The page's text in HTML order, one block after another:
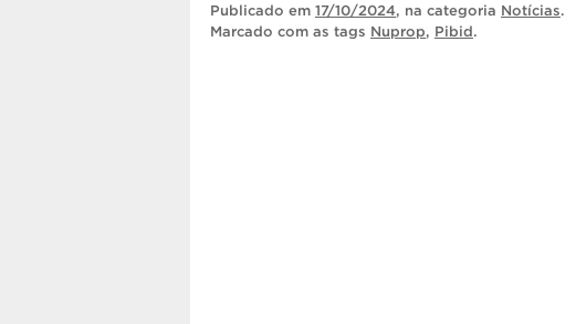
Publicado em 17/10/2024, na categoria Notícias.
Marcado com as tags Nuprop, Pibid.